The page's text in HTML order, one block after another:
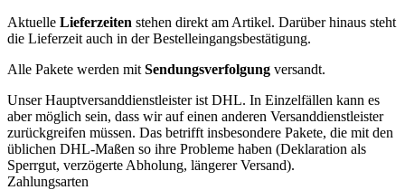
Aktuelle Lieferzeiten stehen direkt am Artikel. Darüber hinaus steht
die Lieferzeit auch in der Bestelleingangsbestätigung.
Alle Pakete werden mit Sendungsverfolgung versandt.
Unser Hauptversanddienstleister ist DHL. In Einzelfällen kann es
aber möglich sein, dass wir auf einen anderen Versanddienstleister
zurückgreifen müssen. Das betrifft insbesondere Pakete, die mit den
üblichen DHL-Maßen so ihre Probleme haben (Deklaration als
Sperrgut, verzögerte Abholung, längerer Versand).
Zahlungsarten